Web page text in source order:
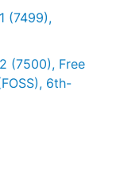
(7499),
(7500), Free
6th-